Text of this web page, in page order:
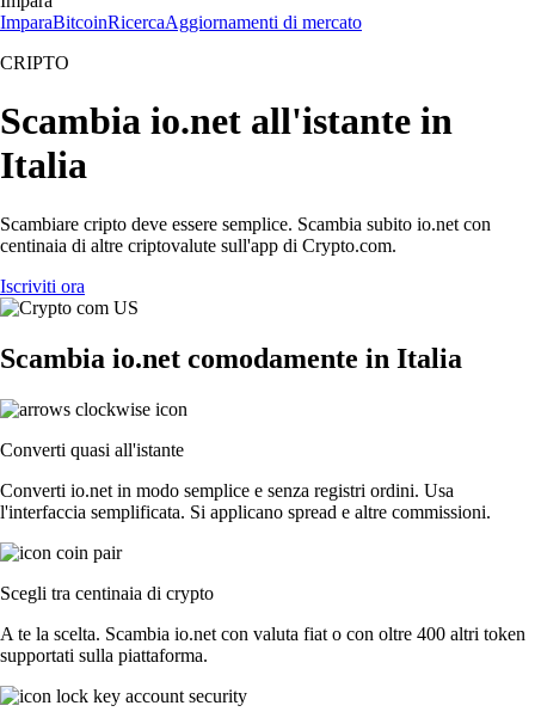
ImparaBitcoinRicercaAggiornamenti di mercato
CRIPTO
Scambia io.net all'istante in
Italia
Scambiare cripto deve essere semplice. Scambia subito io.net con
centinaia di altre criptovalute sull'app di Crypto.com.
Iscriviti ora
Scambia io.net comodamente in Italia
Converti quasi all'istante
Converti io.net in modo semplice e senza registri ordini. Usa
l'interfaccia semplificata. Si applicano spread e altre commissioni.
Scegli tra centinaia di crypto
A te la scelta. Scambia io.net con valuta fiat o con oltre 400 altri token
supportati sulla piattaforma.